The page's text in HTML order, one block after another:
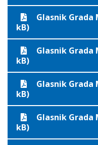
Glasnik Grada
kB)
Glasnik Grada
kB)
Glasnik Grada
kB)
Glasnik Grada
kB)